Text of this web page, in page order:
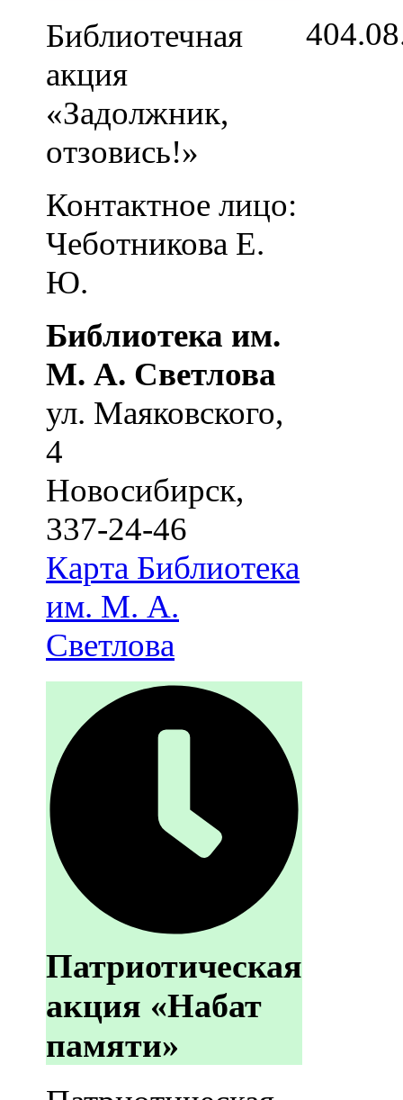
Библиотечная
акция
«Задолжник,
отзовись!»
Контактное лицо:
Чеботникова Е.
Ю.
Библиотека им.
М. А. Светлова
ул. Маяковского,
4
Новосибирск,
337-24-46
Карта Библиотека
им. М. А.
Светлова
Патриотическая
акция «Набат
памяти»
4